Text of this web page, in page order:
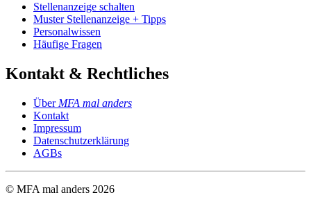
Stellenanzeige schalten
Muster Stellenanzeige + Tipps
Personalwissen
Häufige Fragen
Kontakt & Rechtliches
Über MFA mal anders
Kontakt
Impressum
Datenschutzerklärung
AGBs
© MFA mal anders 2026